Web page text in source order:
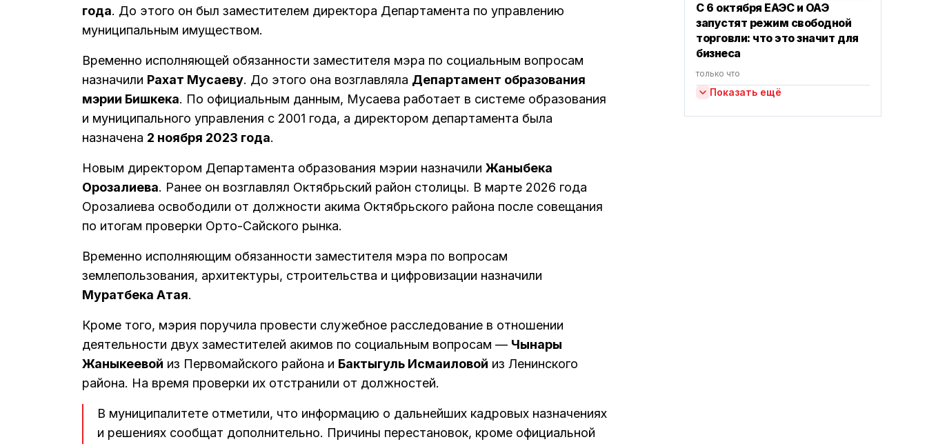
года. До этого он был заместителем директора Департамента по управлению
муниципальным имуществом.
Временно исполняющей обязанности заместителя мэра по социальным вопросам
назначили Рахат Мусаеву. До этого она возглавляла Департамент образования
мэрии Бишкека. По официальным данным, Мусаева работает в системе образования
и муниципального управления с 2001 года, а директором департамента была
назначена 2 ноября 2023 года.
Новым директором Департамента образования мэрии назначили Жаныбека
Орозалиева. Ранее он возглавлял Октябрьский район столицы. В марте 2026 года
Орозалиева освободили от должности акима Октябрьского района после совещания
по итогам проверки Орто-Сайского рынка.
Временно исполняющим обязанности заместителя мэра по вопросам
землепользования, архитектуры, строительства и цифровизации назначили
Муратбека Атая.
Кроме того, мэрия поручила провести служебное расследование в отношении
деятельности двух заместителей акимов по социальным вопросам — Чынары
Жаныкеевой из Первомайского района и Бактыгуль Исмаиловой из Ленинского
района. На время проверки их отстранили от должностей.
В муниципалитете отметили, что информацию о дальнейших кадровых назначениях
и решениях сообщат дополнительно. Причины перестановок, кроме официальной
С 6 октября ЕАЭС и ОАЭ
запустят режим свободной
торговли: что это значит для
бизнеса
только что
Показать ещё